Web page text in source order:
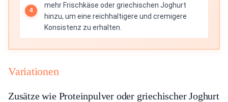
mehr Frischkäse oder griechischen Joghurt
hinzu, um eine reichhaltigere und cremigere
Konsistenz zu erhalten.
Variationen
Zusätze wie Proteinpulver oder griechischer Joghurt